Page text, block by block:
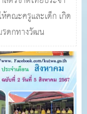
คณะครูและเด็ก เกิด
ดกทางวัฒน